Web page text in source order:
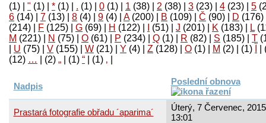
(1) " (1) * (1) . (1) 0 (1) 1 (38) 2 (38) 3 (23) 4 (23) 5
6 (14) 7 (13) 8 (4) 9 (4) A(200) B (109) Č (90) D (176)
(214)
F (125) G (69) H (122) (51) J (201) K (183) L
M (221) N (75) O (61) P (234) Q (1) R (82) S (185) T
U (75) V (155) W (21) Y (4) Z (128) Ο (1) М (2)
(1)
‚
(1)
“
(1)
„
(2)
…
(12)
Nadpis Poslední obnova
Prastará fotografie obřadu ´aparima´
Úterý, 7 Červenec,
13:01